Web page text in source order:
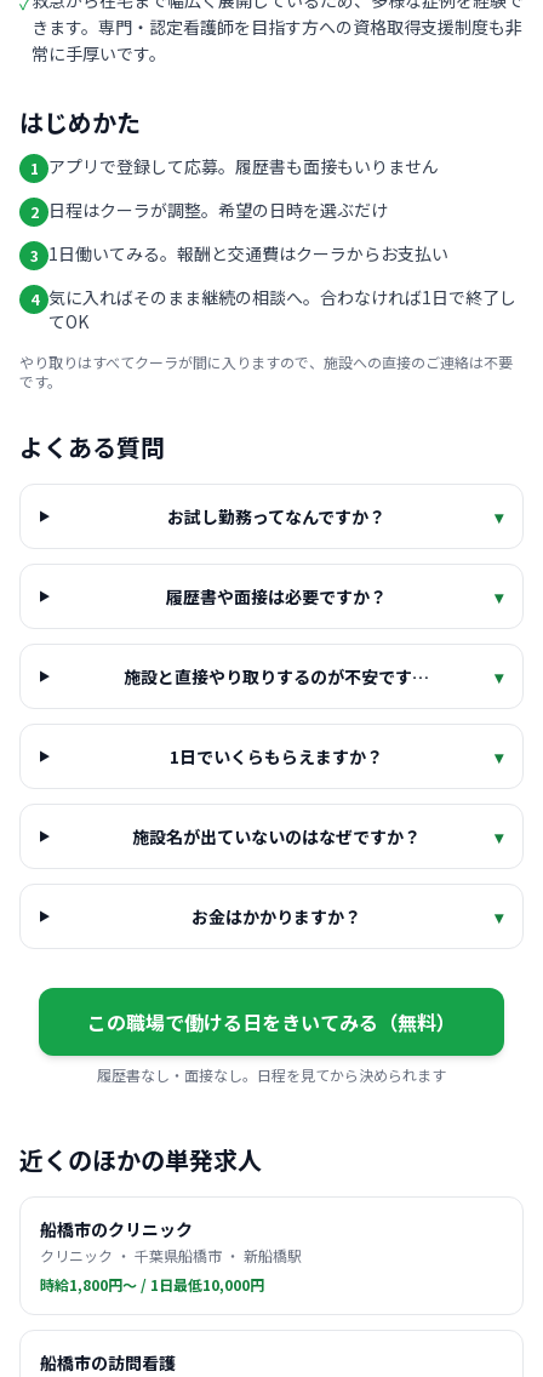
きます。専門・認定看護師を目指す方への資格取得支援制度も非
常に手厚いです。
はじめかた
1 アプリで登録して応募。履歴書も面接もいりません
2 日程はクーラが調整。希望の日時を選ぶだけ
3 1日働いてみる。報酬と交通費はクーラからお支払い
4 気に入ればそのまま継続の相談へ。合わなければ1日で終了し
てOK
やり取りはすべてクーラが間に入りますので、施設への直接のご連絡は不要
です。
よくある質問
お試し勤務ってなんですか？ ▾
履歴書や面接は必要ですか？ ▾
施設と直接やり取りするのが不安です… ▾
1日でいくらもらえますか？ ▾
施設名が出ていないのはなぜですか？ ▾
お金はかかりますか？ ▾
この職場で働ける日をきいてみる（無料）
履歴書なし・面接なし。日程を見てから決められます
近くのほかの単発求人
船橋市のクリニック
クリニック ・ 千葉県船橋市 ・ 新船橋駅
時給1,800円〜 / 1日最低10,000円
船橋市の訪問看護